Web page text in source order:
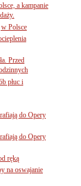
a kampanie
w Polsce
Przed
płuc i
do Opery
do Opery
ręką
na oswajanie